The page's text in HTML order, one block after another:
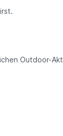
Outdoor-